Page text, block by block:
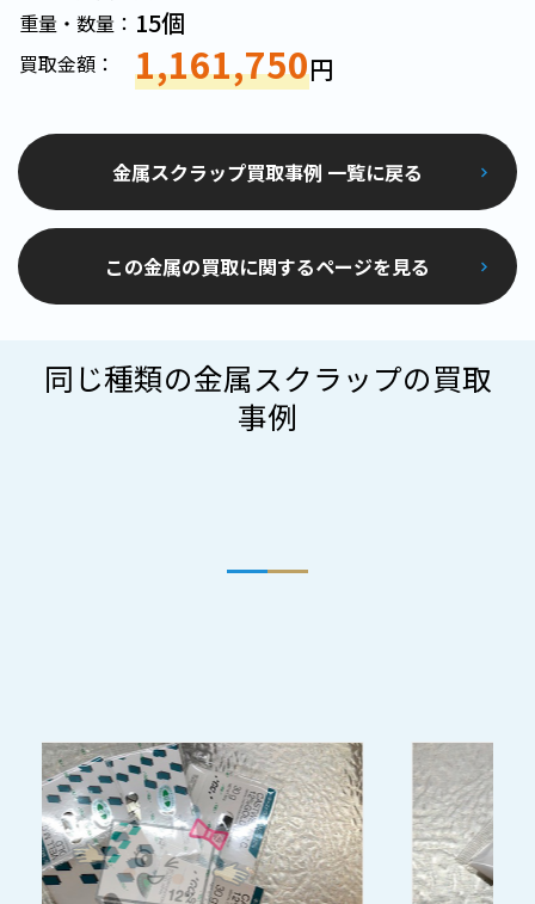
重量・数量： 15個
買取金額： 1,161,750円
金属スクラップ買取事例 一覧に戻る
この金属の買取に関するページを見る
同じ種類の金属スクラップの買取
事例